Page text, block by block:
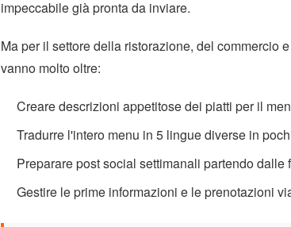
impeccabile già pronta da inviare.
Ma per il settore della ristorazione, del
vanno molto oltre:
Creare descrizioni appetitose dei piatti per il
Tradurre l'intero menu in 5 lingue diverse in
Preparare post social settimanali partendo
Gestire le prime informazioni e le prenotazioni